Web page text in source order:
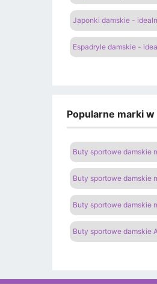
Japonki damskie -
Espadryle damskie -
Popularne marki
Buty sportowe damskie
Buty sportowe damskie
Buty sportowe damskie
Buty sportowe damskie